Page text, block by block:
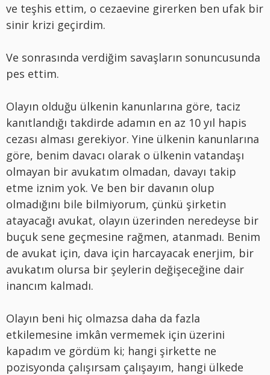
ve teşhis ettim, o cezaevine girerken ben ufak bir
sinir krizi geçirdim.
Ve sonrasında verdiğim savaşların sonuncusunda
pes ettim.
Olayın olduğu ülkenin kanunlarına göre, taciz
kanıtlandığı takdirde adamın en az 10 yıl hapis
cezası alması gerekiyor. Yine ülkenin kanunlarına
göre, benim davacı olarak o ülkenin vatandaşı
olmayan bir avukatım olmadan, davayı takip
etme iznim yok. Ve ben bir davanın olup
olmadığını bile bilmiyorum, çünkü şirketin
atayacağı avukat, olayın üzerinden neredeyse bir
buçuk sene geçmesine rağmen, atanmadı. Benim
de avukat için, dava için harcayacak enerjim, bir
avukatım olursa bir şeylerin değişeceğine dair
inancım kalmadı.
Olayın beni hiç olmazsa daha da fazla
etkilemesine imkân vermemek için üzerini
kapadım ve gördüm ki; hangi şirkette ne
pozisyonda çalışırsam çalışayım, hangi ülkede